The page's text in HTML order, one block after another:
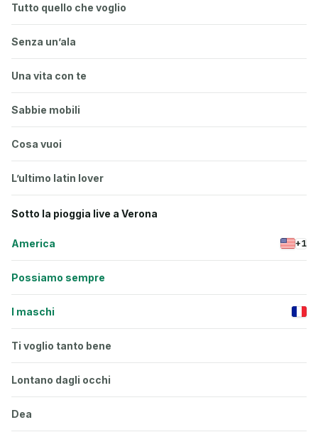
Tutto quello che voglio
Senza un’ala
Una vita con te
Sabbie mobili
Cosa vuoi
L’ultimo latin lover
Sotto la pioggia live a Verona
America +1
Possiamo sempre
I maschi
Ti voglio tanto bene
Lontano dagli occhi
Dea